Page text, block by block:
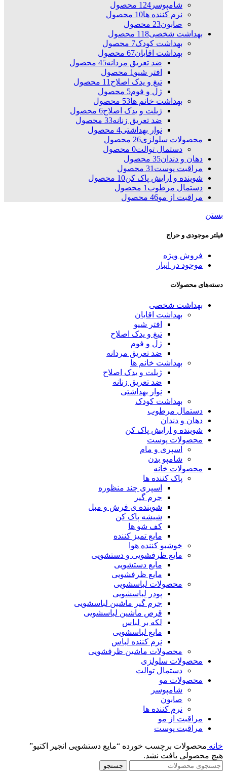
شامپوسر 124 محصول
نرم کننده ها10 محصول
صابون23 محصول
بهداشت شخصی118 محصول
بهداشت کودک7 محصول
بهداشت اقایان67 محصول
ضد تعریق مردانه45 محصول
افتر شیو1 محصول
تیغ و یدک اصلاح11 محصول
ژل و فوم5 محصول
بهداشت خانم ها53 محصول
ژیلت و یدک اصلاح6 محصول
ضد تعریق زنانه33 محصول
نوار بهداشتی4 محصول
محصولات سلولزی26 محصول
دستمال توالت0 محصول
دهان و دندان35 محصول
مراقبت پوست31 محصول
شوینده و ارایش پاک کن10 محصول
دستمال مرطوب1 محصول
مراقبت از مو46 محصول
بستن
فیلتر موجودی و حراج
فروش ویژه
موجود در انبار
دسته‌های محصولات
بهداشت شخصی
بهداشت اقایان
افتر شیو
تیغ و یدک اصلاح
ژل و فوم
ضد تعریق مردانه
بهداشت خانم ها
ژیلت و یدک اصلاح
ضد تعریق زنانه
نوار بهداشتی
بهداشت کودک
دستمال مرطوب
دهان و دندان
شوینده و ارایش پاک کن
محصولات پوست
اسپری و مام
شامپو بدن
محصولات خانه
پاک کننده ها
اسپری چند منظوره
جرم گیر
شوینده ی فرش و مبل
شیشه پاک کن
کف شو ها
مایع تمیز کننده
خوشبو کننده هوا
مایع ظرفشویی و دستشویی
مایع دستشویی
مایع ظرفشویی
محصولات لباسشویی
پودر لباسشویی
جرم گیر ماشین لباسشویی
قرص ماشین لباسشویی
لکه بر لباس
مایع لباسشویی
نرم کننده لباس
محصولات ماشین ظرفشویی
محصولات سلولزی
دستمال توالت
محصولات مو
شامپوسر
صابون
نرم کننده ها
مراقبت از مو
مراقبت پوست
خانه محصولات برچسب خورده “مایع دستشویی انجیر اکتیو”
هیچ محصولی یافت نشد.
جستجو